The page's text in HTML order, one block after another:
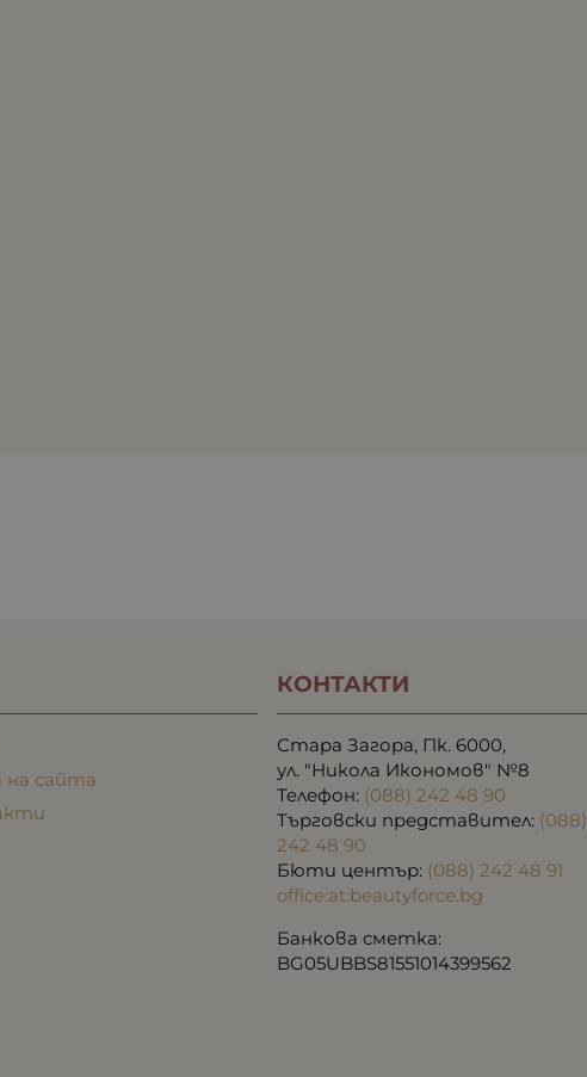
на сайта
КОНТАКТИ
Стара Загора, Пк. 6000,
ул. "Никола Икономов" №8
Телефон: (088) 242 48 90
Търговски представител: (088)
242 48 90
Бюти център: (088) 242 48 91
office:at:beautyforce.bg
Банкова сметка:
BG05UBBS81551014399562